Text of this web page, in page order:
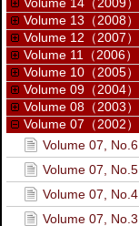
Volume 13（2008）
Volume 12（2007）
Volume 11（2006）
Volume 10（2005）
Volume 09（2004）
Volume 08（2003）
Volume 07（2002）
Volume 07, No.6
Volume 07, No.5
Volume 07, No.4
Volume 07, No.3